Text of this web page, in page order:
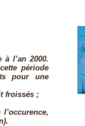
à l’an 2000.
période
pour une
froissés ;